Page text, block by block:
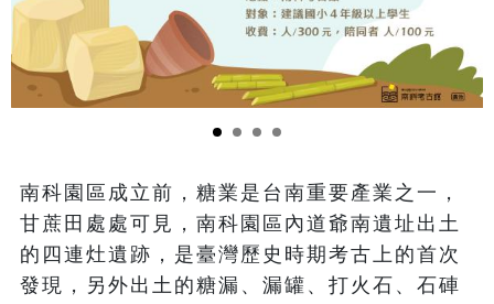
南科園區成立前，糖業是台南重要產業之一，
甘蔗田處處可見，南科園區內道爺南遺址出土
的四連灶遺跡，是臺灣歷史時期考古上的首次
發現，另外出土的糖漏、漏罐、打火石、石硨